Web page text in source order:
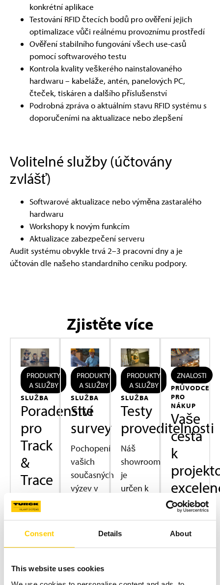
Consent Details About
This website uses cookies
konkrétní aplikace
Testování RFID čtecích bodů pro ověření jejich
optimalizace vůči reálnému provoznímu prostředí
Ověření stabilního fungování všech use-casů
pomocí softwarového testu
Kontrola kvality veškerého nainstalovaného
hardwaru – kabeláže, antén, panelových PC,
čteček, tiskáren a dalšího příslušenství
Podrobná zpráva o aktuálním stavu RFID systému s
doporučeními na aktualizace nebo zlepšení
Volitelné služby (účtovány
zvlášť)
Softwarové aktualizace nebo výměna zastaralého
hardwaru
Workshopy k novým funkcím
Aktualizace zabezpečení serveru
Audit systému obvykle trvá 2–3 pracovní dny a je
účtován dle našeho standardního ceníku podpory.
Zjistěte více
PRODUKTY
A SLUŽBY
SLUŽBA
Poradenství
pro
Track
&
Trace
Cesta k
Track &
řešení
víc než
PRODUKTY
A SLUŽBY
SLUŽBA
Site
survey
Pochopení
vašich
současných
výzev v
hladkému
sledovacímu
PRODUKTY
A SLUŽBY
SLUŽBA
Testy
proveditelnosti
Náš
showroom
je
určen k
proveditelnosti
že váš
ZNALOSTI
PRŮVODCE
PRO
NÁKUP
Vaše
cesta
k
Náš
průvodce
„Cesta
k